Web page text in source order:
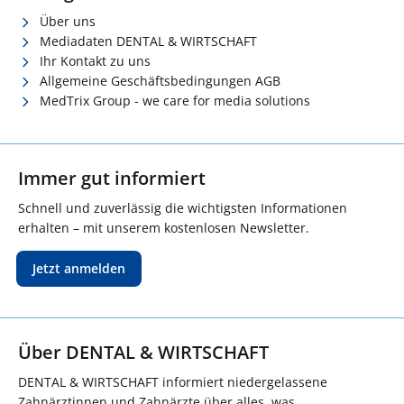
Über uns
Mediadaten DENTAL & WIRTSCHAFT
Ihr Kontakt zu uns
Allgemeine Geschäftsbedingungen AGB
MedTrix Group - we care for media solutions
Immer gut informiert
Schnell und zuverlässig die wichtigsten Informationen
erhalten – mit unserem kostenlosen Newsletter.
Jetzt anmelden
Über DENTAL & WIRTSCHAFT
DENTAL & WIRTSCHAFT informiert niedergelassene